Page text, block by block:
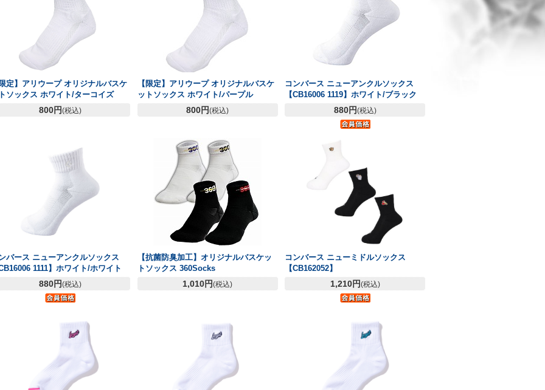
定】アリウープ オリジナルバスケ
ソックス ホワイト/ターコイズ
800円(税込)
【限定】アリウープ オリジナルバスケ
ットソックス ホワイト/パープル
800円(税込)
コンバース ニューアンクルソックス
【CB16006 1119】ホワイト/ブラック
880円(税込)
バース ニューアンクルソックス
1111】ホワイト/ホワイト
880円(税込)
【抗菌防臭加工】オリジナルバスケッ
トソックス 360Socks
1,010円(税込)
コンバース ニューミドルソックス
【CB162052】
1,210円(税込)